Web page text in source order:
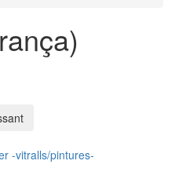
-vitralls/pintures-